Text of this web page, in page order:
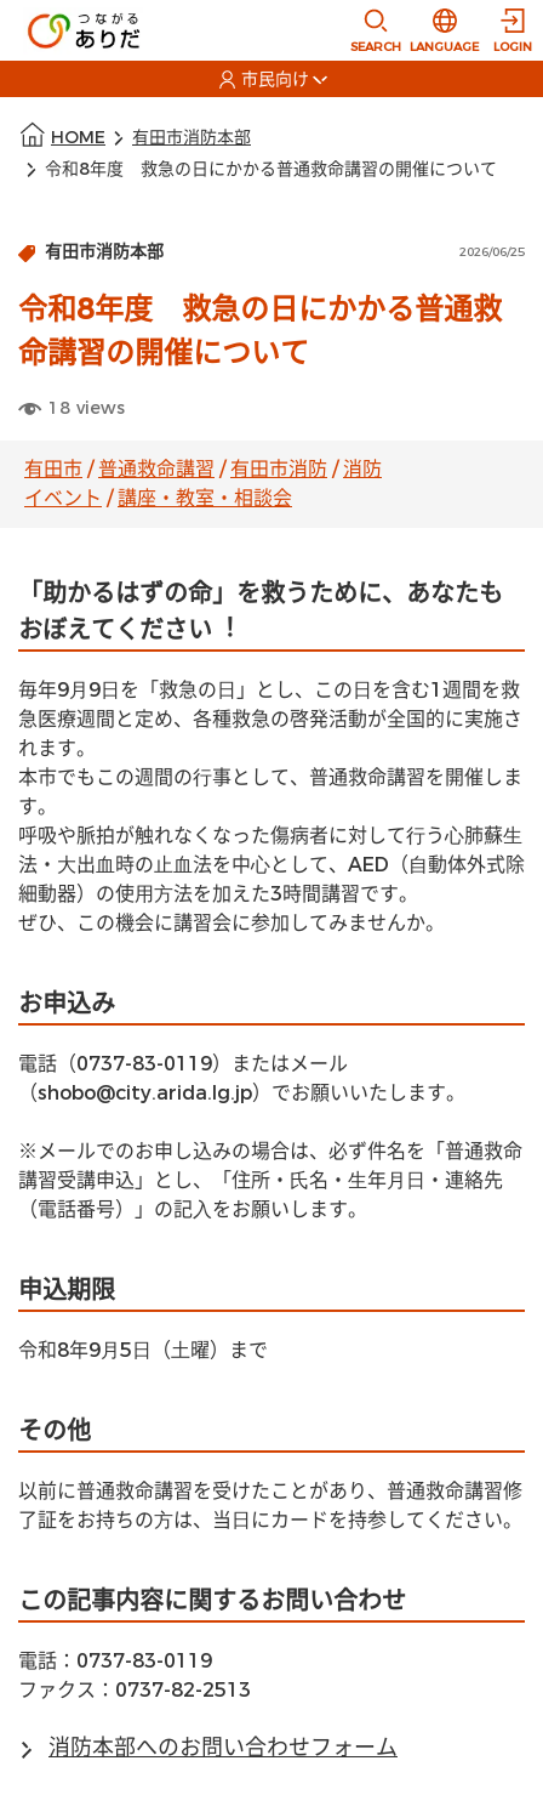
SEARCH
選択すると言
LANGUAGE LOGIN
市民向け
HOME
有田市消防本部
令和8年度 救急の日にかかる普通救命講習の開催について
有田市消防本部 2026/06/25
令和8年度 救急の日にかかる普通救
命講習の開催について
18 views
有田市/普通救命講習 /有田市消防/消防
イベント /講座・教室・相談会
「助かるはずの命」を救うために、あなたも
おぼえてください︕
毎年9⽉9⽇を「救急の⽇」とし、この⽇を含む1週間を救
急医療週間と定め、各種救急の啓発活動が全国的に実施さ
れます。
本市でもこの週間の⾏事として、普通救命講習を開催しま
す。
呼吸や脈拍が触れなくなった傷病者に対して⾏う⼼肺蘇⽣
法・⼤出⾎時の⽌⾎法を中⼼として、AED（⾃動体外式除
細動器）の使⽤⽅法を加えた3時間講習です。
ぜひ、この機会に講習会に参加してみませんか。
お申込み
電話（0737-83-0119）またはメール
（shobo@city.arida.lg.jp）でお願いいたします。
※メールでのお申し込みの場合は、必ず件名を「普通救命
講習受講申込」とし、「住所・⽒名・⽣年⽉⽇・連絡先
（電話番号）」の記⼊をお願いします。
申込期限
令和8年9⽉5⽇（⼟曜）まで
その他
以前に普通救命講習を受けたことがあり、普通救命講習修
了証をお持ちの⽅は、当⽇にカードを持参してください。
この記事内容に関するお問い合わせ
電話：0737-83-0119
ファクス：0737-82-2513
消防本部へのお問い合わせフォーム